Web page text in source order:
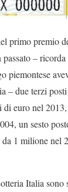
primo premio
– ricorda
piemontese
– due terzi
euro nel
un sesto
1 milione nel
Italia sono